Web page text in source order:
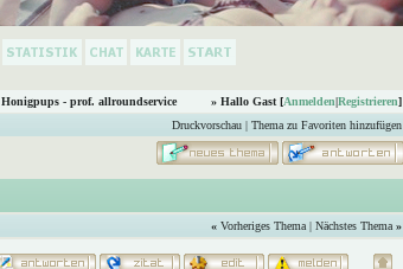
Honigpups - prof. allroundservice » Hallo Gast [Anmelden|Registrieren]
Druckvorschau | Thema zu Favoriten hinzufügen
« Vorheriges Thema | Nächstes Thema »